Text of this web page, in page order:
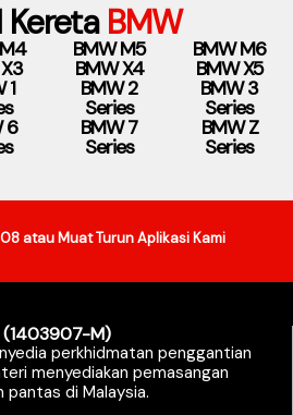
Kereta BMW
BMW M5 BMW M6
BMW X4 BMW X5
1 BMW 2
Series
BMW 3
Series
6 BMW 7
Series
BMW Z
Series
atau Muat Turun Aplikasi Kami
(1403907-M)
perkhidmatan penggantian
menyediakan pemasangan
di Malaysia.